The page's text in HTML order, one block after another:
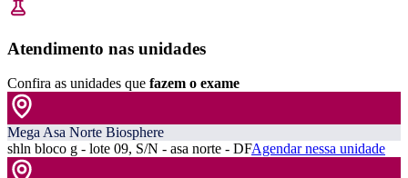
Atendimento nas unidades
Confira as unidades que fazem o exame
Mega Asa Norte Biosphere
shln bloco g - lote 09, S/N - asa norte - DFAgendar nessa unidade